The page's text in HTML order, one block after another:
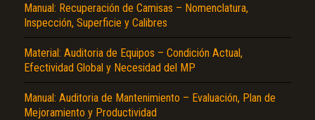
Manual: Recuperación de Camisas – Nomenclatura,
Inspección, Superficie y Calibres
Material: Auditoria de Equipos – Condición Actual,
Efectividad Global y Necesidad del MP
Manual: Auditoria de Mantenimiento – Evaluación, Plan de
Mejoramiento y Productividad